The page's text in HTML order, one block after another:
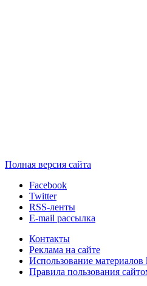
Полная версия сайта
Facebook
Twitter
RSS-ленты
E-mail рассылка
Контакты
Реклама на сайте
Использование материалов
Правила пользования